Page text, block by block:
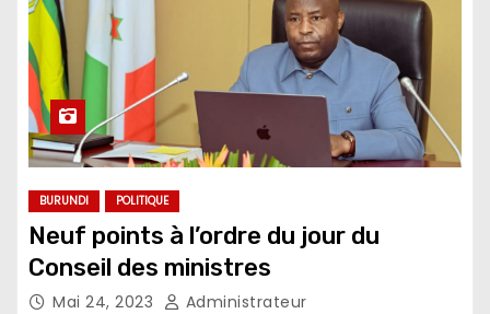
BURUNDI POLITIQUE
Neuf points à l’ordre du jour du
Conseil des ministres
Mai 24, 2023 Administrateur